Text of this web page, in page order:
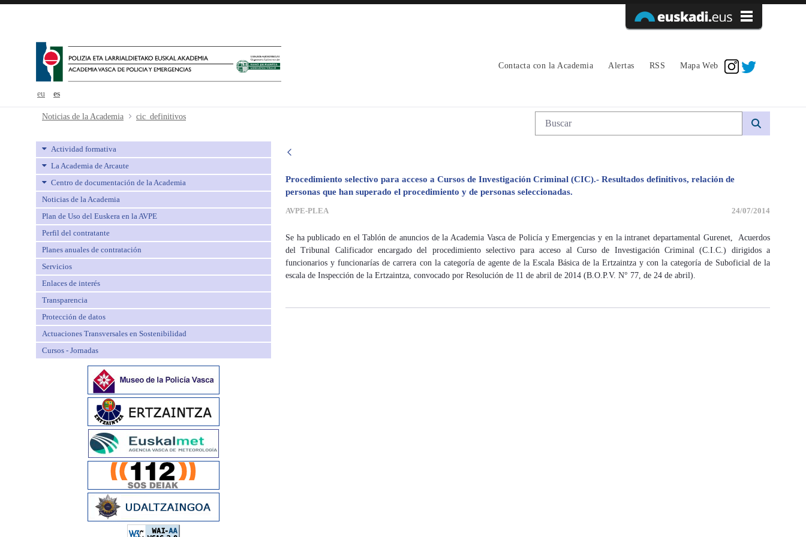
eu es
Contacta con la Academia Alertas RSS Mapa Web
cic_definitivos - avpe
Noticias de la Academia cic_definitivos Búsqueda web
Actividad formativa
La Academia de Arcaute
Centro de documentación de la Academia
Noticias de la Academia
Plan de Uso del Euskera en la AVPE
Perfil del contratante
Planes anuales de contratación
Servicios
Enlaces de interés
Transparencia
Protección de datos
Actuaciones Transversales en Sostenibilidad
Cursos - Jornadas
Procedimiento selectivo para acceso a Cursos de Investigación Criminal (CIC).- Resultados definitivos, relación de
personas que han superado el procedimiento y de personas seleccionadas.
AVPE-PLEA 24/07/2014
Se ha publicado en el Tablón de anuncios de la Academia Vasca de Policía y Emergencias y en la intranet departamental Gurenet, Acuerdos
del Tribunal Calificador encargado del procedimiento selectivo para acceso al Curso de Investigación Criminal (C.I.C.) dirigidos a
funcionarios y funcionarías de carrera con la categoría de agente de la Escala Básica de la Ertzaintza y con la categoría de Suboficial de la
escala de Inspección de la Ertzaintza, convocado por Resolución de 11 de abril de 2014 (B.O.P.V. N° 77, de 24 de abril).